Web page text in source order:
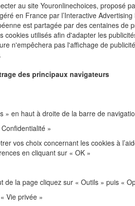
au site Youronlinechoices, proposé
en France par l’Interactive
est partagée par des centaines de
cookies utilisés afin d'adapter les
n'empêchera pas l'affichage de
des principaux navigateurs
» en haut à droite de la barre de
»
vos choix concernant les cookies à
en cliquant sur « OK »
de la page cliquez sur « Outils » puis «
Vie privée »